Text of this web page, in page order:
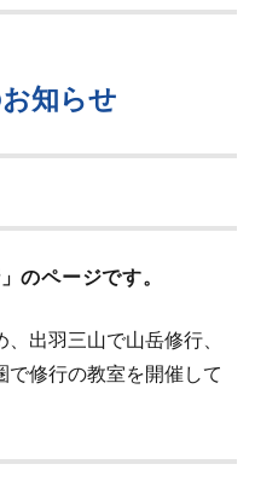
知らせ
のページです。
出羽三山で山岳修行、
で修行の教室を開催して